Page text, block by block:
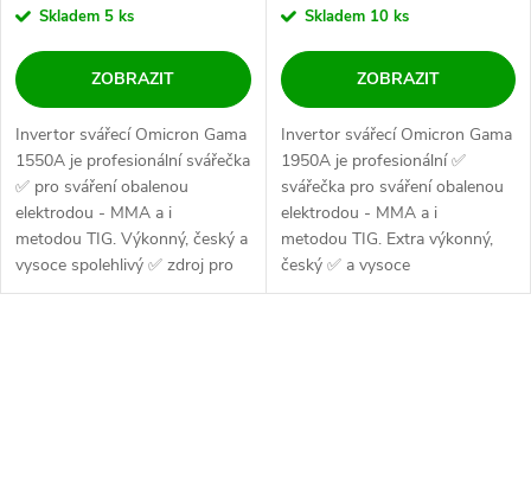
Skladem 5 ks
ZOBRAZIT
Invertor svářecí Omicron Gama
1550A je profesionální svářečka
✅ pro sváření obalenou
elektrodou - MMA a i
metodou TIG. Výkonný, český a
vysoce spolehlivý ✅ zdroj pro
všechny...
Skladem 10 ks
ZOBRAZIT
Invertor svářecí Omicron Gama
1950A je profesionální ✅
svářečka pro sváření obalenou
elektrodou - MMA a i
metodou TIG. Extra výkonný,
český ✅ a vysoce
spolehlivý zdroj pro...